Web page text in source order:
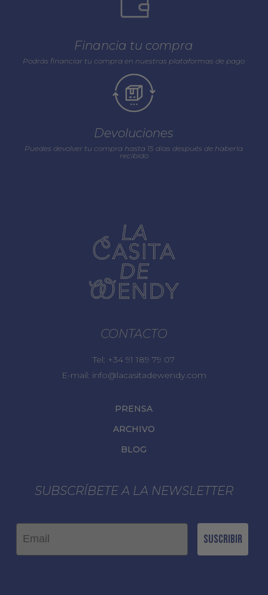
Financia tu compra
Podrás financiar tu compra en nuestras plataformas de pago
Devoluciones
Puedes devolver tu compra hasta 15 días después de haberla
recibido
CONTACTO
Tel: +34 91 189 79 07
E-mail: info@lacasitadewendy.com
PRENSA
ARCHIVO
BLOG
SUBSCRÍBETE A LA NEWSLETTER
Email
Suscribir